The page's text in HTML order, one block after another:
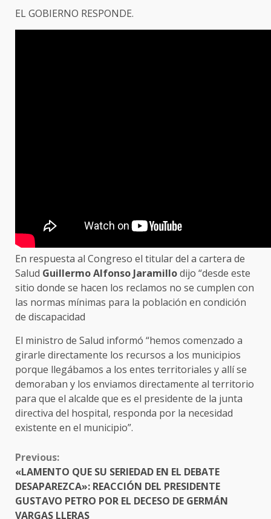
EL GOBIERNO RESPONDE.
En respuesta al Congreso el titular del a cartera de
Salud Guillermo Alfonso Jaramillodijo “desde este
sitio donde se hacen los reclamos no se cumplen con
las normas mínimas para la población en condición
de discapacidad
El ministro de Salud informó “hemos comenzado a
girarle directamente los recursos a los municipios
porque llegábamos a los entes territoriales y allí se
demoraban y los enviamos directamente al territorio
para que el alcalde que es el presidente de la junta
directiva del hospital, responda por la necesidad
existente en el municipio”.
CONTINUE
READING
Previous:
«LAMENTO QUE SU SERIEDAD EN EL DEBATE
DESAPAREZCA»: REACCIÓN DEL PRESIDENTE
GUSTAVO PETRO POR EL DECESO DE GERMÁN
VARGAS LLERAS